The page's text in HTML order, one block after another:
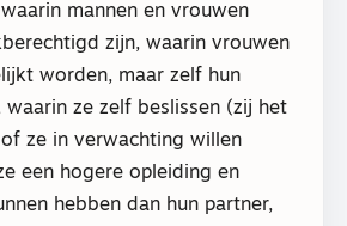
mannen en vrouwen
zijn, waarin vrouwen
worden, maar zelf hun
waarin ze zelf beslissen (zij het
ze in verwachting willen
een hogere opleiding en
hebben dan hun partner,